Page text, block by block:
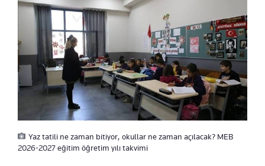
Yaz tatili ne zaman bitiyor, okullar ne zaman açılacak? MEB
2026-2027 eğitim öğretim yılı takvimi